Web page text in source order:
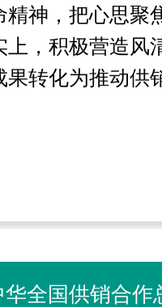
精神，把心思聚
上，积极营造风
果转化为推动供
华全国供销合作